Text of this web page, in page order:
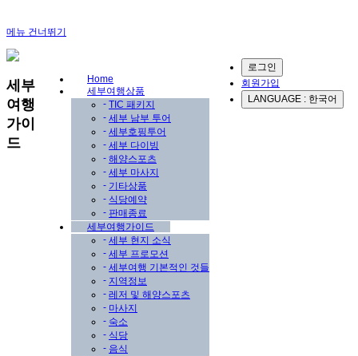
메뉴 건너뛰기
로그인
회원가입
LANGUAGE : 한국어
Home
세부여행상품
- TIC 패키지
- 세부 남부 투어
- 세부호핑투어
- 세부 다이빙
- 해양스포츠
- 세부 마사지
- 기타상품
- 식당예약
- 판매종료
세부여행가이드
- 세부 현지 소식
- 세부 프로모션
- 세부여행 기본적인 것들
- 지역정보
- 레저 및 해양스포츠
- 마사지
- 숙소
- 식당
- 음식
Sub
Promotion
세부
여행
가이
드